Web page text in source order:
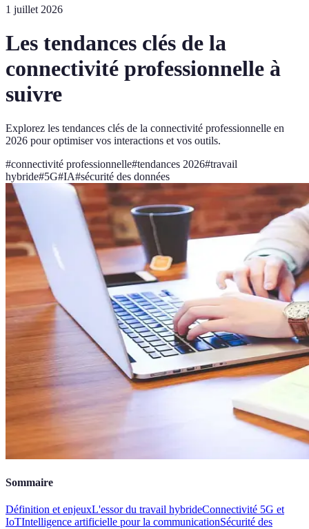
1 juillet 2026
Les tendances clés de la
connectivité professionnelle à
suivre
Explorez les tendances clés de la connectivité professionnelle en
2026 pour optimiser vos interactions et vos outils.
#connectivité professionnelle#tendances 2026#travail
hybride#5G#IA#sécurité des données
Sommaire
Définition et enjeuxL'essor du travail hybrideConnectivité 5G et
IoTIntelligence artificielle pour la communicationSécurité des